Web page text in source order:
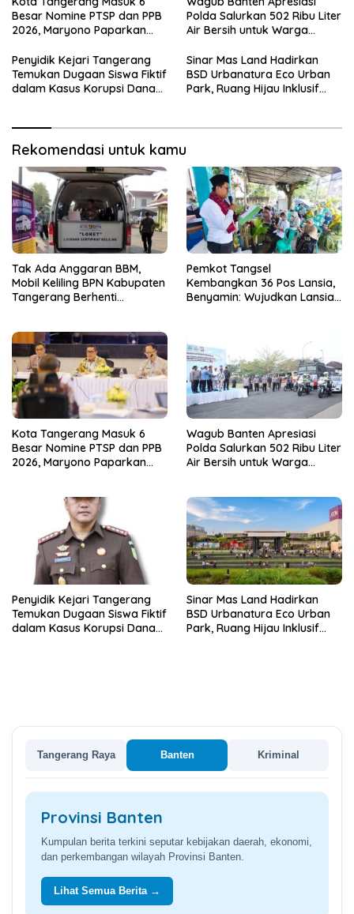
Besar Nomine PTSP dan PPB
2026, Maryono Paparkan
Polda Salurkan 502 Ribu Liter
Air Bersih untuk Warga
Penyidik Kejari Tangerang
Temukan Dugaan Siswa Fiktif
dalam Kasus Korupsi Dana
Sinar Mas Land Hadirkan
BSD Urbanatura Eco Urban
Park, Ruang Hijau Inklusif
Rekomendasi untuk kamu
Tak Ada Anggaran BBM,
Mobil Keliling BPN Kabupaten
Tangerang Berhenti
Pemkot Tangsel
Kembangkan 36 Pos Lansia,
Benyamin: Wujudkan Lansia
Kota Tangerang Masuk 6
Besar Nomine PTSP dan PPB
2026, Maryono Paparkan
Wagub Banten Apresiasi
Polda Salurkan 502 Ribu Liter
Air Bersih untuk Warga
Penyidik Kejari Tangerang
Temukan Dugaan Siswa Fiktif
dalam Kasus Korupsi Dana
Sinar Mas Land Hadirkan
BSD Urbanatura Eco Urban
Park, Ruang Hijau Inklusif
Tangerang Raya Banten Kriminal
Provinsi Banten
Kumpulan berita terkini seputar kebijakan daerah, ekonomi,
dan perkembangan wilayah Provinsi Banten.
Lihat Semua Berita →